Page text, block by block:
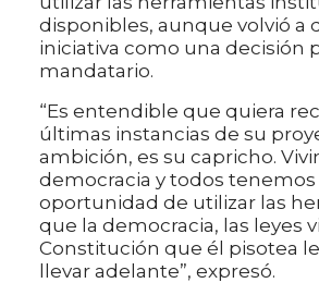
disponibles, aunque volvió a
iniciativa como una decisión
mandatario.
“Es entendible que quiera
últimas instancias de su
ambición, es su capricho.
democracia y todos tenemos
oportunidad de utilizar las
que la democracia, las leyes
Constitución que él pisotea
llevar adelante”, expresó.